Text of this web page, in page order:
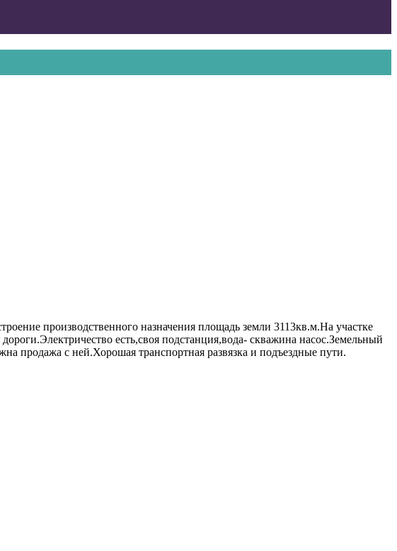
производственного назначения площадь земли 3113кв.м.На участке
есть,своя подстанция,вода- скважина насос.Земельный
продажа с ней.Хорошая транспортная развязка и подъездные пути.